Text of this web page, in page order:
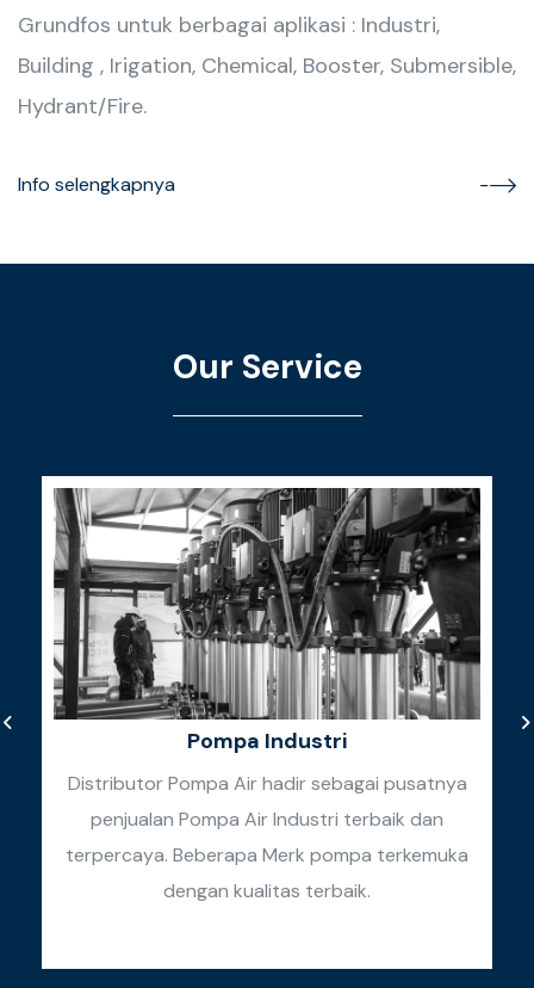
Grundfos untuk berbagai aplikasi : Industri,
Building , Irigation, Chemical, Booster, Submersible,
Hydrant/Fire.
Info selengkapnya
Our Service
Pompa Industri
Distributor Pompa Air hadir sebagai pusatnya
penjualan Pompa Air Industri terbaik dan
terpercaya. Beberapa Merk pompa terkemuka
dengan kualitas terbaik.